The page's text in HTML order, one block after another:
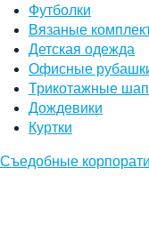
Футболки
Вязаные
Детская одежда
Офисные
Трикотажные
Дождевики
Куртки
Съедобные